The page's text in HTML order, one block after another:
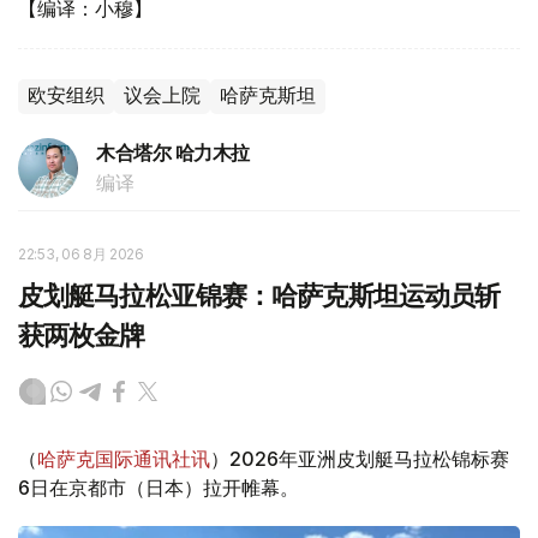
【编译：小穆】
欧安组织 议会上院 哈萨克斯坦
木合塔尔 哈力木拉
编译
22:53, 06 8月 2026
皮划艇马拉松亚锦赛：哈萨克斯坦运动员斩
获两枚金牌
（哈萨克国际通讯社讯）2026年亚洲皮划艇马拉松锦标赛
6日在京都市（日本）拉开帷幕。